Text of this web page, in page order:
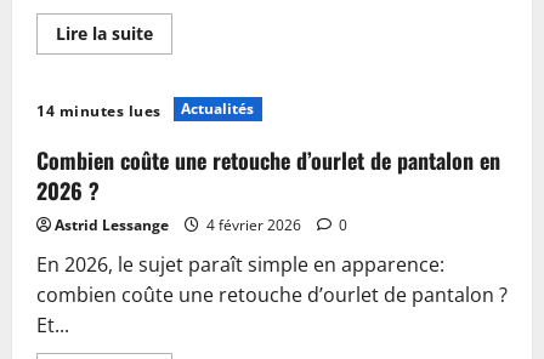
Lire la suiteEn
savoir
Guide
2026
Trouver
le
femme
alliant
confort
et
fonctionnalité
14 minutes lues Actualités
Combien coûte une retouche d’ourlet de pantalon en
2026 ?
Astrid Lessange 4 février 2026 0
En 2026, le sujet paraît simple en apparence:
combien coûte une retouche d’ourlet de pantalon ?
Et...